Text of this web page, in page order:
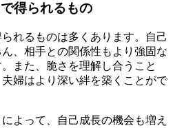
得られるもの
れるものは多くあります。自己
、相手との関係性もより強固な
また、脆さを理解し合うこと
婦はより深い絆を築くことがで
よって、自己成長の機会も増え